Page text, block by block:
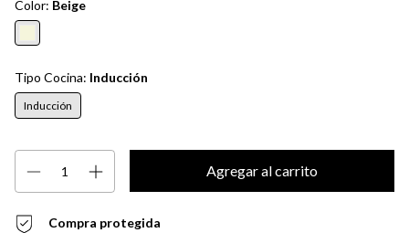
Color: Beige
Tipo Cocina: Inducción
Inducción
Compra protegida